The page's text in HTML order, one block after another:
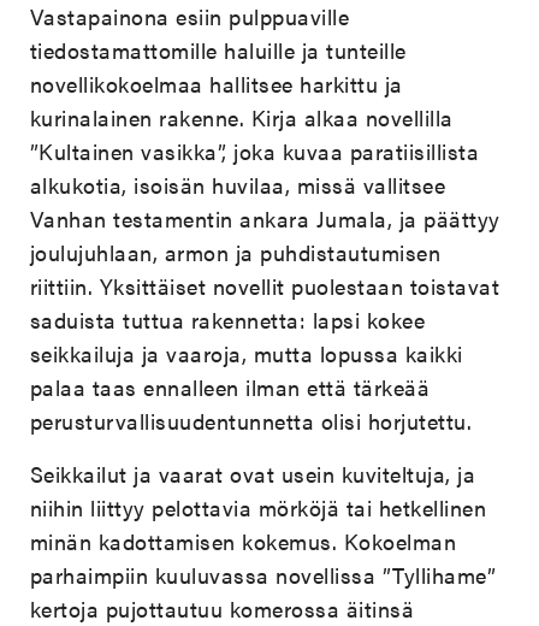
Vastapainona esiin pulppuaville
tiedostamattomille haluille ja tunteille
novellikokoelmaa hallitsee harkittu ja
kurinalainen rakenne. Kirja alkaa novellilla
”Kultainen vasikka”, joka kuvaa paratiisillista
alkukotia, isoisän huvilaa, missä vallitsee
Vanhan testamentin ankara Jumala, ja päättyy
joulujuhlaan, armon ja puhdistautumisen
riittiin. Yksittäiset novellit puolestaan toistavat
saduista tuttua rakennetta: lapsi kokee
seikkailuja ja vaaroja, mutta lopussa kaikki
palaa taas ennalleen ilman että tärkeää
perusturvallisuudentunnetta olisi horjutettu.
Seikkailut ja vaarat ovat usein kuviteltuja, ja
niihin liittyy pelottavia mörköjä tai hetkellinen
minän kadottamisen kokemus. Kokoelman
parhaimpiin kuuluvassa novellissa ”Tyllihame”
kertoja pujottautuu komerossa äitinsä